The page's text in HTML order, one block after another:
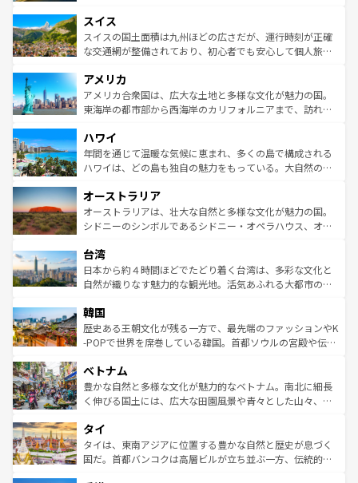
れる地方に足を運ぶとそれぞれで全く異なる文化を体験で
きるだろう。 なお、新着のフランス情報はコンテンツ一覧
を参照してほしい。
は、お酒好きな人にはぜひ体験してほしい。 なお、新着の
ドイツ情報はコンテンツ一覧を参照してほしい。
リアごとに異なる魅力がある。また、優雅なアフタヌーン
ティー、ビール好きにはたまらない英国パブ、サッカー観
戦など、本場だからこそできる体験も豊富。イギリスを旅
ンツ一覧を参照してほしい。
スイス
スイスの国土面積は九州ほどの広さだが、運行時刻が正確
な交通網が整備されており、初心者でも安心して個人旅行
の建物がそのまま残る町や、スイスならではのユニークな
博物館もあり、アルプス観光だけでなく町歩きも満喫する
ことができる。国民の所得が高いため物価も高いが、旅行
ば市内交通費無料で観光を楽しむこともできる。 なお、新
着のスイス情報はコンテンツ一覧 を参照してほしい。
アメリカ
アメリカ合衆国は、広大な土地と多様な文化が魅力の国。
東海岸の都市部から西海岸のカリフォルニアまで、訪れる
のような巨大都市は、観光、ショッピング、エンターテイ
ンメントが詰まった刺激的なスポットだ。一方、アメリカ
西部には大自然が広がり、グランドキャニオンやイエロー
部のニューオーリンズでは、音楽と美食が融合した独特の
文化が魅力。旅行者はアメリカの各地域で異なる魅力を楽
しみながら、その多様性と豊かな歴史を感じることができ
ならではの贅沢な旅のスタイルだ。 なお、新着のアメリカ
情報はコンテンツ一覧を参照してほしい。
ハワイ
年間を通じて温暖な気候に恵まれ、多くの島で構成される
ハワイは、どの島も独自の魅力をもっている。大自然の神
ワイ島は見逃せない。また、定番の観光地といえばオアフ
島だが、静かな自然を求めるならマウイ島やカウアイ島が
おすすめ。エメラルドグリーンに輝く海をはじめ、豊かな
れるおもてなしの心で訪れる人々を迎えてくれるハワイの
人々、おいしいローカルフードやハワイアンミュージッ
ク、伝統的なフラダンスなど、すべてがハワイの魅力を彩
ワイを、存分に味わってほしい。 なお、新着のハワイ情報
はコンテンツ一覧を参照してほしい。
オーストラリア
オーストラリアは、壮大な自然と多様な文化が魅力の国。
シドニーのシンボルであるシドニー・オペラハウス、オー
リアリーフや大陸中央部にそびえるウルル（エアーズロッ
ク）、タスマニアの美しい原生林やケアンズの熱帯雨林な
ど、見どころがたくさん。また、カフェやワイン、オージ
いる。アクティビティも充実しており、サーフィンやダイ
ビング、ハイキングなど、アウトドア好きにはたまらな
い。オーストラリアの多彩な魅力を存分に味わいつくそ
参照してほしい。
台湾
日本から約４時間ほどでたどり着く台湾は、多彩な文化と
自然が織りなす魅力的な観光地。活気あふれる大都市の台
ン）、静ひつな山岳地帯である台湾東部など、都市の喧騒
と山間の静けさが共存しており、訪れる人に新しい発見と
驚きをもたらしてくれる。また、奥深い台湾の食文化も魅
容にもいいと評判のスイーツなど、バラエティ豊かな料理
が味わえる。 なお、新着の台湾情報は コンテンツ一覧を参
照してほしい。
韓国
歴史ある王朝文化が残る一方で、最先端のファッションやK
-POPで世界を席巻している韓国。首都ソウルの宮殿や伝統
き、地方に足を延ばせば四季折々の自然美を楽しむことが
できる。そして、キムチや焼肉、絶品のストリートフード
まで、さまざまな韓国料理が待っている。夜には、韓国な
リティに包まれながら、韓国の多彩な魅力を心ゆくまで味
わってみてほしい。 なお、新着の韓国情報はコンテンツ一
覧を参照してほしい。
ベトナム
豊かな自然と多様な文化が魅力的なベトナム。南北に細長
く伸びる国土には、広大な田園風景や青々とした山々、世
急速な発展と共に伝統が息づく。ハノイの古い町並みやホ
ーチミン市のフランス統治時代の建物も、独特の雰囲気を
醸し出している。また、バラエティの豊かさとおいしさで
タイ
タイは、東南アジアに位置する豊かな自然と歴史が息づく
国だ。首都バンコクは高層ビルが立ち並ぶ一方、伝統的な